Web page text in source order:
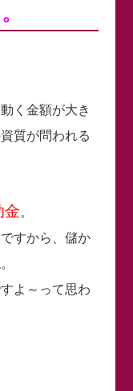
く金額が大き
質が問われる
金。
すから、儲か
よ～って思わ